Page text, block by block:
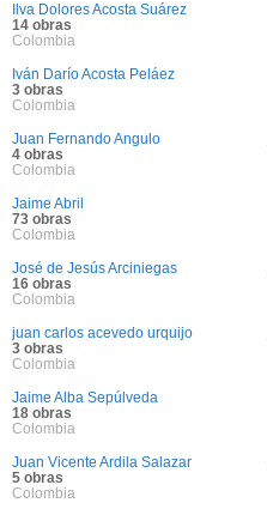
Ilva Dolores Acosta Suárez
14 obras
Colombia
Iván Darío Acosta Peláez
3 obras
Colombia
Juan Fernando Angulo
4 obras
Colombia
Jaime Abril
73 obras
Colombia
José de Jesús Arciniegas
16 obras
Colombia
juan carlos acevedo urquijo
3 obras
Colombia
Jaime Alba Sepúlveda
18 obras
Colombia
Juan Vicente Ardila Salazar
5 obras
Colombia